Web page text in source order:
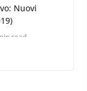
Nuovi
read